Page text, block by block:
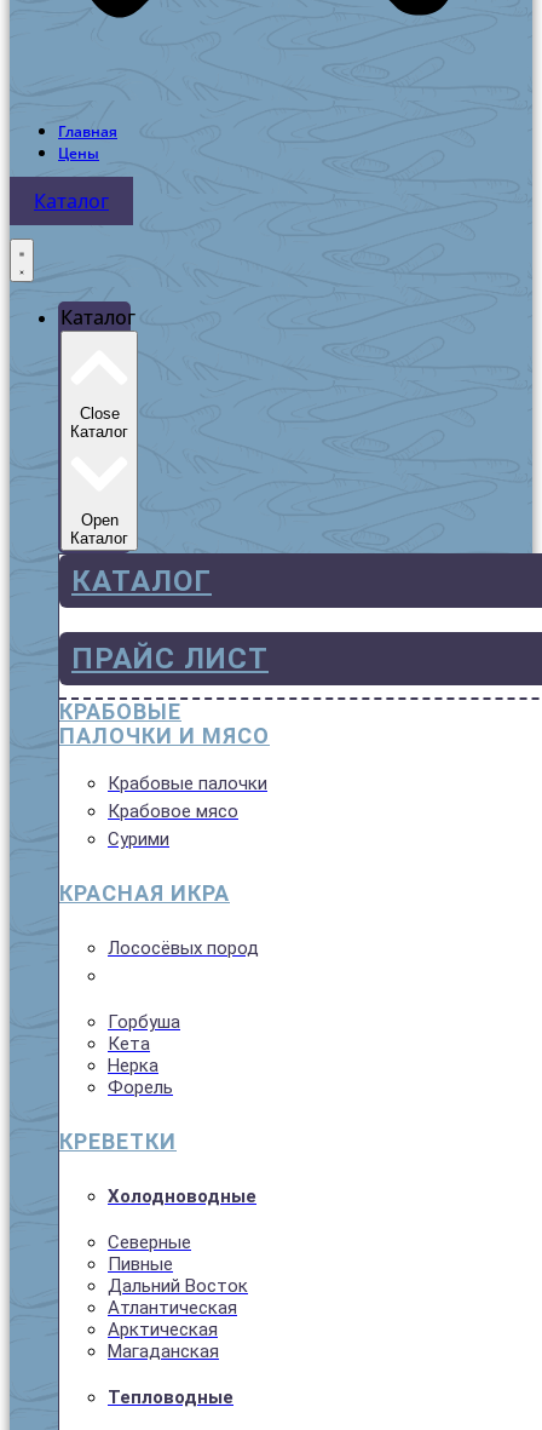
Главная
Цены
Каталог
Каталог
Close
Каталог
Open
Каталог
КАТАЛОГ
ПРАЙС ЛИСТ
КРАБОВЫЕ
ПАЛОЧКИ И МЯСО
Крабовые палочки
Крабовое мясо
Сурими
КРАСНАЯ ИКРА
Лососёвых пород
Горбуша
Кета
Нерка
Форель
КРЕВЕТКИ
Холодноводные
Северные
Пивные
Дальний Восток
Атлантическая
Арктическая
Магаданская
Тепловодные